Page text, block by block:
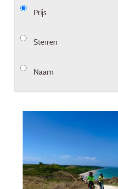
Prijs
Sterren
Naam